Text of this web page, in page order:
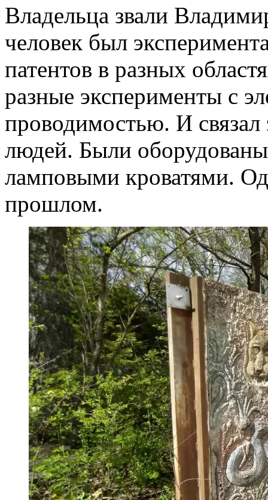
Владельца звали
человек был
патентов в разных
разные эксперименты с
проводимостью. И связал
людей. Были
ламповыми кроватями.
прошлом.